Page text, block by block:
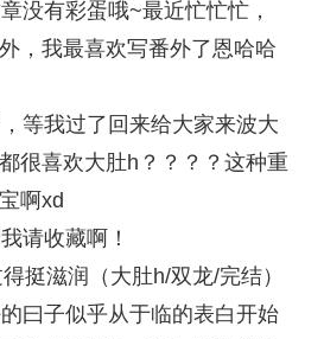
没有彩蛋哦~最近忙忙忙，
，我最喜欢写番外了恩哈哈
等我过了回来给大家来波大
很喜欢大肚h？？？？这种重
啊xd
请收藏啊！
滋润（大肚h/双龙/完结）
曰子似乎从于临的表白开始